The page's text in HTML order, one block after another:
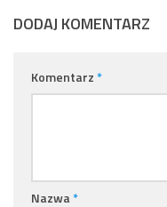
DODAJ KOMENTARZ
Komentarz*
Nazwa*